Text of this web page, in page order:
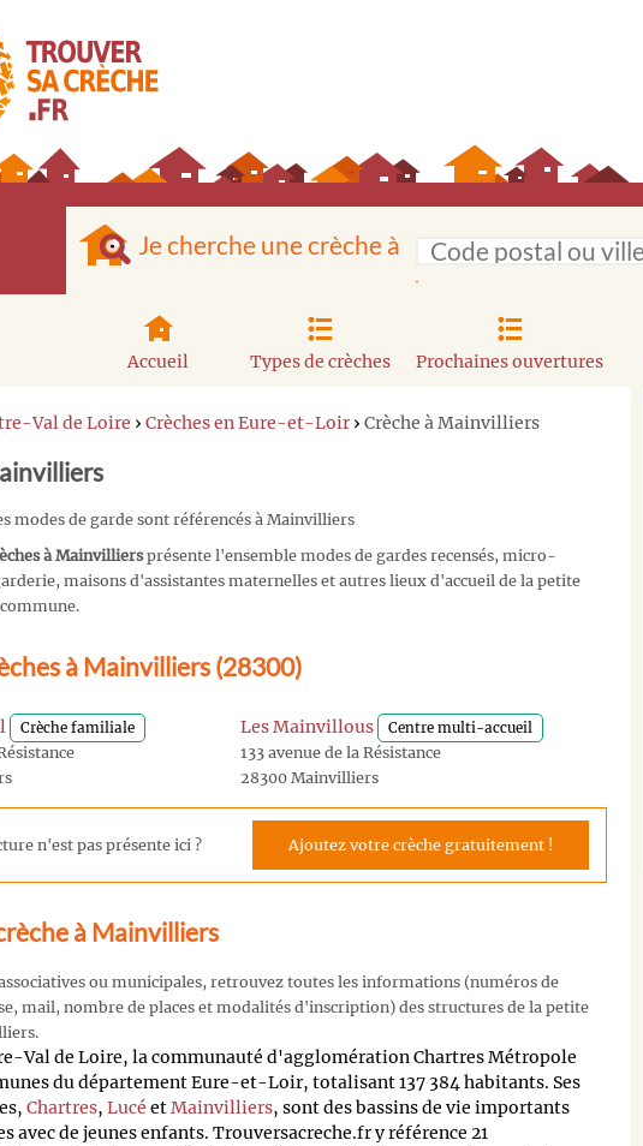
Je cherche une crèche à
Accueil Types de crèches Prochaines ouvertures
Val de Loire › Crèches en Eure-et-Loir › Crèche à Mainvilliers
modes de garde sont référencés à Mainvilliers
à Mainvilliersprésente l'ensemble modes de gardes recensés, micro-
maisons d'assistantes maternelles et autres lieux d'accueil de la petite
à Mainvilliers (28300)
Crèche familiale Les Mainvillous Centre multi-accueil
133 avenue de la Résistance
28300 Mainvilliers
n'est pas présente ici ? Ajoutez votre crèche gratuitement !
à Mainvilliers
ou municipales, retrouvez toutes les informations (numéros de
mail, nombre de places et modalités d'inscription) des structures de la petite
Val de Loire, la communauté d'agglomération Chartres Métropole
du département Eure-et-Loir, totalisant 137 384 habitants. Ses
Chartres, Lucé etMainvilliers, sont des bassins de vie importants
avec de jeunes enfants. Trouversacreche.fr y référence 21